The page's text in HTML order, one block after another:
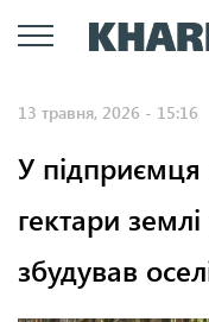
13 травня, 2026 - 15:16
У підприємця
гектари
збудував